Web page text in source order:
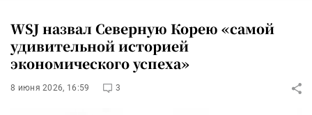
WSJ назвал Северную Корею «cамой
удивительной историей
экономического успеха»
8 июня 2026, 16:59 3